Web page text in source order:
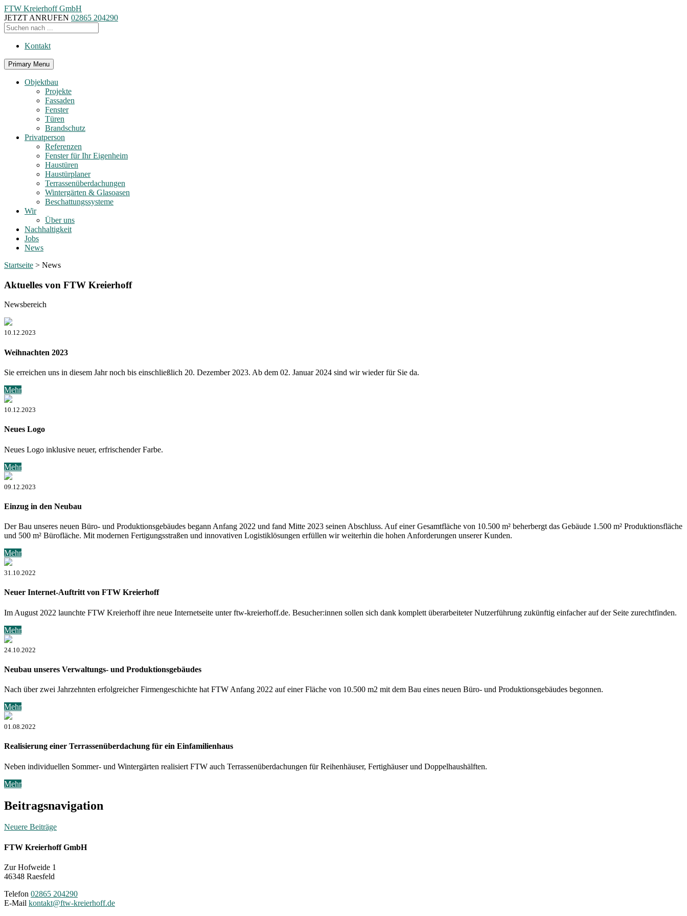
FTW Kreierhoff GmbH
JETZT ANRUFEN 02865 204290
Kontakt
Primary Menu
Objektbau
Projekte
Fassaden
Fenster
Türen
Brandschutz
Privatperson
Referenzen
Fenster für Ihr Eigenheim
Haustüren
Haustürplaner
Terrassenüberdachungen
Wintergärten & Glasoasen
Beschattungssysteme
Wir
Über uns
Nachhaltigkeit
Jobs
News
Startseite > News
Aktuelles von FTW Kreierhoff
Newsbereich
10.12.2023
Weihnachten 2023
Sie erreichen uns in diesem Jahr noch bis einschließlich 20. Dezember 2023. Ab dem 02. Januar 2024 sind wir wieder für Sie da.
Mehr
10.12.2023
Neues Logo
Neues Logo inklusive neuer, erfrischender Farbe.
Mehr
09.12.2023
Einzug in den Neubau
Der Bau unseres neuen Büro- und Produktionsgebäudes begann Anfang 2022 und fand Mitte 2023 seinen Abschluss. Auf einer Gesamtfläche von 10.500 m² beherbergt das Gebäude 1.500 m² Produktionsfläche
und 500 m² Bürofläche. Mit modernen Fertigungsstraßen und innovativen Logistiklösungen erfüllen wir weiterhin die hohen Anforderungen unserer Kunden.
Mehr
31.10.2022
Neuer Internet-Auftritt von FTW Kreierhoff
Im August 2022 launchte FTW Kreierhoff ihre neue Internetseite unter ftw-kreierhoff.de. Besucher:innen sollen sich dank komplett überarbeiteter Nutzerführung zukünftig einfacher auf der Seite zurechtfinden.
Mehr
24.10.2022
Neubau unseres Verwaltungs- und Produktionsgebäudes
Nach über zwei Jahrzehnten erfolgreicher Firmengeschichte hat FTW Anfang 2022 auf einer Fläche von 10.500 m2 mit dem Bau eines neuen Büro- und Produktionsgebäudes begonnen.
Mehr
01.08.2022
Realisierung einer Terrassenüberdachung für ein Einfamilienhaus
Neben individuellen Sommer- und Wintergärten realisiert FTW auch Terrassenüberdachungen für Reihenhäuser, Fertighäuser und Doppelhaushälften.
Mehr
Beitragsnavigation
Neuere Beiträge
FTW Kreierhoff GmbH
Zur Hofweide 1
46348 Raesfeld
Telefon 02865 204290
E-Mail kontakt@ftw-kreierhoff.de